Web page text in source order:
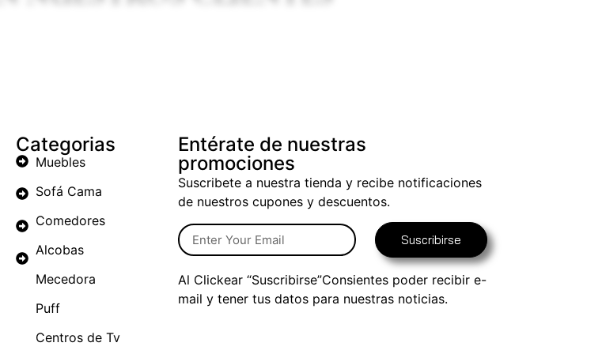
Categorias
Muebles
Sofá Cama
Comedores
Alcobas
Mecedora
Puff
Centros de Tv
Entérate de nuestras
promociones
Suscribete a nuestra tienda y recibe notificaciones
de nuestros cupones y descuentos.
Suscribirse
Al Clickear “Suscribirse”Consientes poder recibir e-
mail y tener tus datos para nuestras noticias.